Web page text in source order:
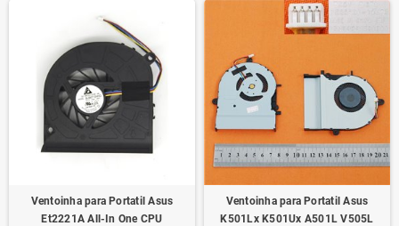
Ventoinha para Portatil Asus
Et2221A All-In One CPU
Ventoinha para Portatil Asus
K501Lx K501Ux A501L V505L